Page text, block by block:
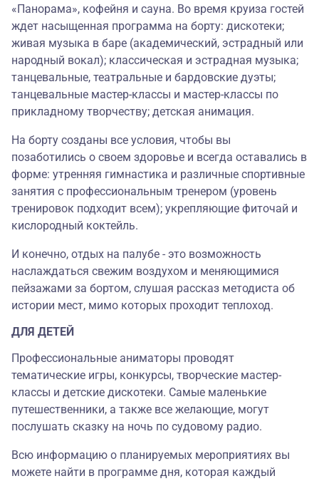
«Панорама», кофейня и сауна. Во время круиза гостей
ждет насыщенная программа на борту: дискотеки;
живая музыка в баре (академический, эстрадный или
народный вокал); классическая и эстрадная музыка;
танцевальные, театральные и бардовские дуэты;
танцевальные мастер-классы и мастер-классы по
прикладному творчеству; детская анимация.
На борту созданы все условия, чтобы вы
позаботились о своем здоровье и всегда оставались в
форме: утренняя гимнастика и различные спортивные
занятия с профессиональным тренером (уровень
тренировок подходит всем); укрепляющие фиточай и
кислородный коктейль.
И конечно, отдых на палубе - это возможность
наслаждаться свежим воздухом и меняющимися
пейзажами за бортом, слушая рассказ методиста об
истории мест, мимо которых проходит теплоход.
ДЛЯ ДЕТЕЙ
Профессиональные аниматоры проводят
тематические игры, конкурсы, творческие мастер-
классы и детские дискотеки. Самые маленькие
путешественники, а также все желающие, могут
послушать сказку на ночь по судовому радио.
Всю информацию о планируемых мероприятиях вы
можете найти в программе дня, которая каждый